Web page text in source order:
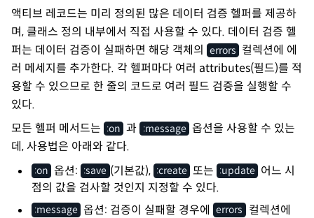
액티브 레코드는 미리 정의된 많은 데이터 검증 헬퍼를 제공하
며, 클래스 정의 내부에서 직접 사용할 수 있다. 데이터 검증 헬
퍼는 데이터 검증이 실패하면 해당 객체의
errors 컬렉션에 에
러 메세지를 추가한다. 각 헬퍼마다 여러 attributes(필드)를 적
용할 수 있으므로 한 줄의 코드로 여러 필드 검증을 실행할 수
있다.
모든 헬퍼 메서드는 :on 과 :message 옵션을 사용할 수 있는
데, 사용법은 아래와 같다.
:on 옵션: :save (기본값), :create 또는 :update 어느 시
점의 값을 검사할 것인지 지정할 수 있다.
:message 옵션: 검증이 실패할 경우에 errors 컬렉션에